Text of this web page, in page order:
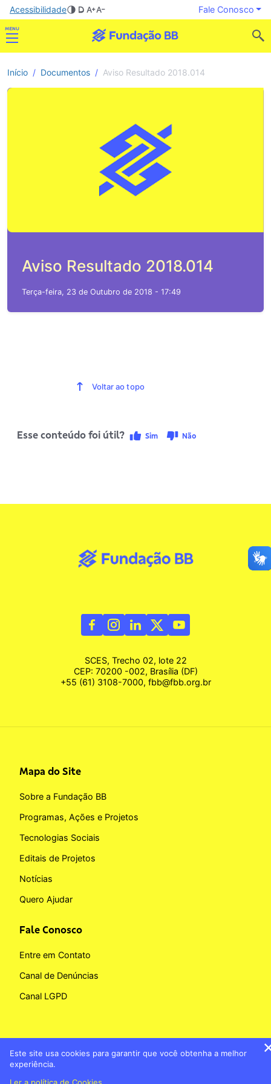
Acessibilidade Fale Conosco
Início Documentos Aviso Resultado 2018.014
Aviso Resultado 2018.014
Terça-feira, 23 de Outubro de 2018 - 17:49
Voltar ao topo
Esse conteúdo foi útil? Sim Não
SCES, Trecho 02, lote 22
CEP: 70200 -002, Brasília (DF)
+55 (61) 3108-7000, fbb@fbb.org.br
Mapa do Site
Sobre a Fundação BB
Programas, Ações e Projetos
Tecnologias Sociais
Editais de Projetos
Notícias
Quero Ajudar
Fale Conosco
Entre em Contato
Canal de Denúncias
Canal LGPD
Este site usa cookies para garantir que você obtenha a melhor
experiência.